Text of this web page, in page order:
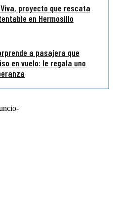
proyecto que rescata
en Hermosillo
a pasajera que
en vuelo: le regala uno